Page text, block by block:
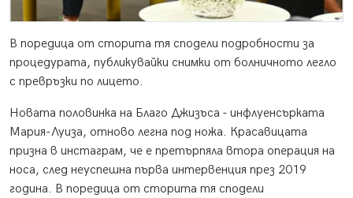
В поредица от сторита тя сподели подробности за
процедурата, публикувайки снимки от болничното легло
с превръзки по лицето.
Новата половинка на Благо Джизъса - инфлуенсърката
Мария-Луиза, отново легна под ножа. Красавицата
призна в инстаграм, че е претърпяла втора операция на
носа, след неуспешна първа интервенция през 2019
година. В поредица от сторита тя сподели